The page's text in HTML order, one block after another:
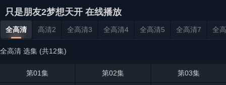
只是朋友2梦想天开 在线播放
全高清 高清2 全高清3 全高清4 全高清5 全高清7 全
全高清 选集 (共12集)
第01集 第02集 第03集